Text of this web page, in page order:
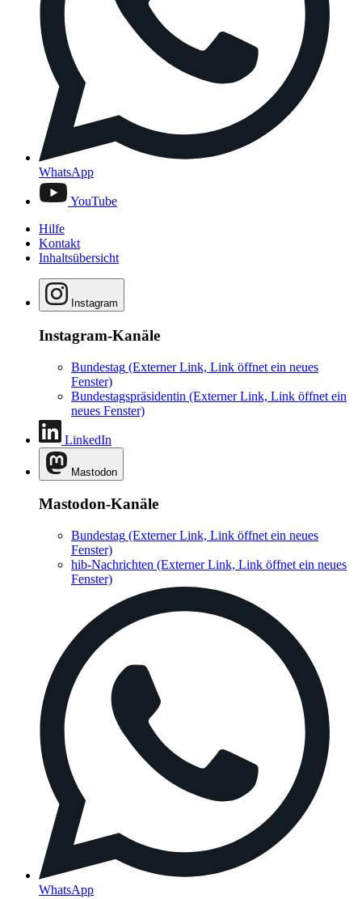
WhatsApp
YouTube
Hilfe
Kontakt
Inhaltsübersicht
Instagram
Instagram-Kanäle
Bundestag (Externer Link, Link öffnet ein neues
Fenster)
Bundestagspräsidentin (Externer Link, Link öffnet ein
neues Fenster)
LinkedIn
Mastodon
Mastodon-Kanäle
Bundestag (Externer Link, Link öffnet ein neues
Fenster)
hib-Nachrichten (Externer Link, Link öffnet ein neues
Fenster)
WhatsApp